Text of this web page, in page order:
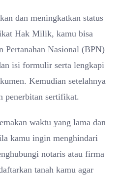
dan meningkatkan status
Hak Milik, kamu bisa
Pertanahan Nasional (BPN)
isi formulir serta lengkapi
Kemudian setelahnya
penerbitan sertifikat.
waktu yang lama dan
kamu ingin menghindari
notaris atau firma
tanah kamu agar